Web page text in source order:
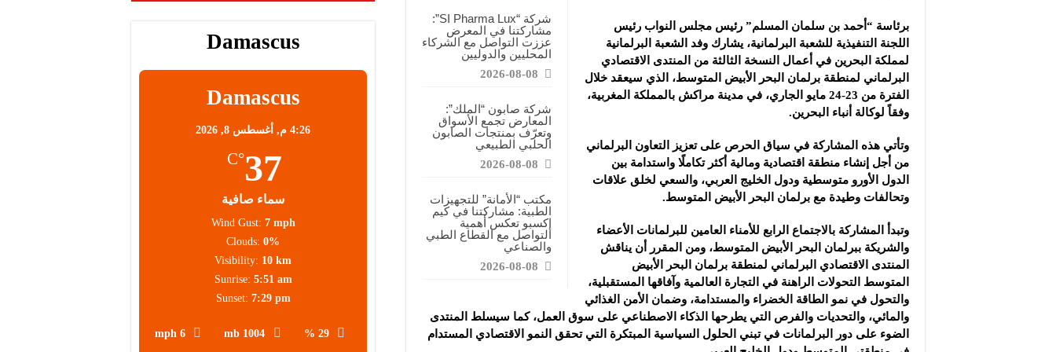
مجموعة “العملاق” الصناعية: نسعى لتعزيز حضور منتجاتنا في السوق السورية وتقديم منتجات ذات قيمة وجودة عالية
شركة “دلجين قلب الحياة”: معرض كيم إكسبو فرصة للتعريف بالمنتجات الطبيعية والوصول إلى شريحة أوسع من العملاء
شركة “SI Pharma Lux”:
مشاركتنا في المعرض
عززت التواصل مع الشركاء
المحليين والدوليين
2026-08-08
شركة صابون “الملك”:
المعارض تجمع الأسواق
وتعرّف بمنتجات الصابون
الحلبي الطبيعي
2026-08-08
مكتب “الأمانة” للتجهيزات
الطبية: مشاركتنا في كيم
إكسبو تعكس أهمية
التواصل مع القطاع الطبي
والصناعي
2026-08-08
برئاسة “أحمد بن سلمان المسلم” رئيس مجلس النواب رئيس
اللجنة التنفيذية للشعبة البرلمانية، يشارك وفد الشعبة البرلمانية
لمملكة البحرين في أعمال النسخة الثالثة من المنتدى الاقتصادي
البرلماني لمنطقة برلمان البحر الأبيض المتوسط، الذي سيعقد خلال
الفترة من 23-24 مايو الجاري، في مدينة مراكش بالمملكة المغربية،
وفقاً لوكالة أنباء البحرين.
وتأتي هذه المشاركة في سياق الحرص على تعزيز التعاون البرلماني
من أجل إنشاء منطقة اقتصادية ومالية أكثر تكاملًا واستدامة بين
الدول الأورو متوسطية ودول الخليج العربي، والسعي لخلق علاقات
وتحالفات وطيدة مع برلمان البحر الأبيض المتوسط.
وتبدأ المشاركة بالاجتماع الرابع للأمناء العامين للبرلمانات الأعضاء
والشريكة ببرلمان البحر الأبيض المتوسط، ومن المقرر أن يناقش
المنتدى الاقتصادي البرلماني لمنطقة برلمان البحر الأبيض
المتوسط التحولات الراهنة في التجارة العالمية وآفاقها المستقبلية،
والتحول في نمو الطاقة الخضراء والمستدامة، وضمان الأمن الغذائي
والمائي، والتحديات والفرص التي يطرحها الذكاء الاصطناعي على سوق العمل، كما سيسلط المنتدى
الضوء على دور البرلمانات في تبني الحلول السياسية المبتكرة التي تحقق النمو الاقتصادي المستدام
Damascus
Damascus
4:26 م, أغسطس 8, 2026
37
°C
سماء صافية
29 %
1004 mb
6 mph
Wind Gust: 7 mph
Clouds: 0%
Visibility: 10 km
Sunrise: 5:51 am
Sunset: 7:29 pm